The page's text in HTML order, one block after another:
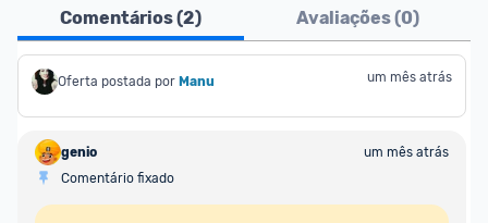
Comentários (2) Avaliações (0)
Oferta postada por Manu um mês atrás
genio
um mês atrás
Comentário fixado